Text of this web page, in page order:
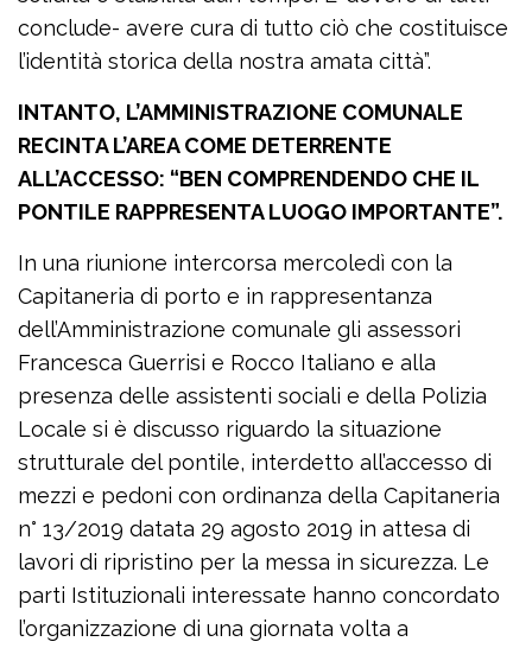
conclude- avere cura di tutto ciò che costituisce
l’identità storica della nostra amata città”.
INTANTO, L’AMMINISTRAZIONE COMUNALE
RECINTA L’AREA COME DETERRENTE
ALL’ACCESSO: “BEN COMPRENDENDO CHE IL
PONTILE RAPPRESENTA LUOGO IMPORTANTE”.
In una riunione intercorsa mercoledì con la
Capitaneria di porto e in rappresentanza
dell’Amministrazione comunale gli assessori
Francesca Guer­risi e Rocco Italiano e alla
presenza delle assistenti sociali e della Polizia
Locale si è discusso riguardo la situazione
strutturale del pontile, interdetto all’accesso di
mezzi e pedoni con ordinanza della Capitaneria
n° 13/2019 datata 29 agosto 2019 in attesa di
lavori di ripristino per la messa in sicurezza. Le
parti Istituzionali interessate hanno concordato
l’organizzazione di una giornata volta a